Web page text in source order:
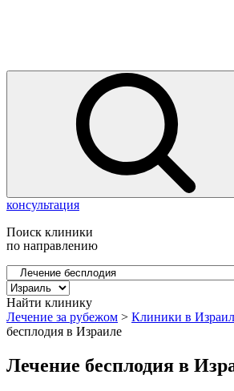
консультация
Поиск клиники
по направлению
Найти клинику
Лечение за рубежом > Клиники в
бесплодия в Израиле
Лечение бесплодия в